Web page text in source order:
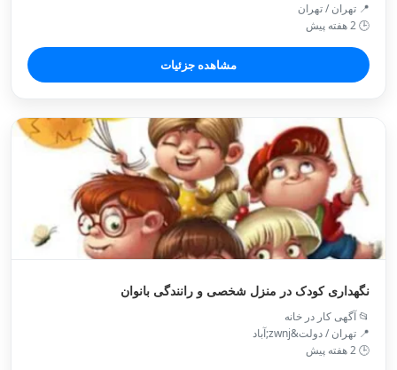
📍 تهران / تهران
🕒 2 هفته پیش
مشاهده جزئیات
نگهداری کودک در منزل شخصی و رانندگی بانوان
📂 آگهی کار در خانه
📍 تهران / دولت&zwnj;آباد
🕒 2 هفته پیش